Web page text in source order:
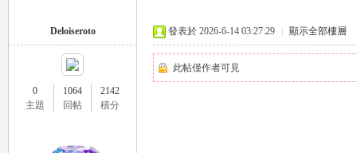
Deloiseroto
0
主題
1064
回帖
2142
積分
發表於 2026-6-14 03:27:29 顯示全部樓層
此帖僅作者可見